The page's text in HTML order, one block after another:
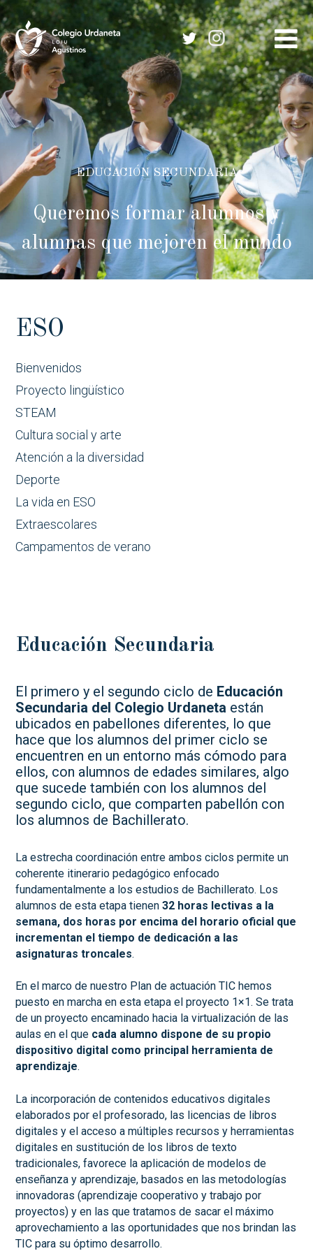
Skip
to
content
EDUCACIÓN SECUNDARIA
Queremos formar alumnos y
alumnas que mejoren el mundo
ESO
Bienvenidos
Proyecto lingüístico
STEAM
Cultura social y arte
Atención a la diversidad
Deporte
La vida en ESO
Extraescolares
Campamentos de verano
Educación Secundaria
El primero y el segundo ciclo de Educación
Secundaria del Colegio Urdaneta están
ubicados en pabellones diferentes, lo que
hace que los alumnos del primer ciclo se
encuentren en un entorno más cómodo para
ellos, con alumnos de edades similares, algo
que sucede también con los alumnos del
segundo ciclo, que comparten pabellón con
los alumnos de Bachillerato.
La estrecha coordinación entre ambos ciclos permite un
coherente itinerario pedagógico enfocado
fundamentalmente a los estudios de Bachillerato. Los
alumnos de esta etapa tienen32 horas lectivas a la
semana, dos horas por encima del horario oficial que
incrementan el tiempo de dedicación a las
asignaturas troncales.
En el marco de nuestro Plan de actuación TIC hemos
puesto en marcha en esta etapa el proyecto 1×1. Se trata
de un proyecto encaminado hacia la virtualización de las
aulas en el que cada alumno dispone de su propio
dispositivo digital como principal herramienta de
aprendizaje.
La incorporación de contenidos educativos digitales
elaborados por el profesorado, las licencias de libros
digitales y el acceso a múltiples recursos y herramientas
digitales en sustitución de los libros de texto
tradicionales, favorece la aplicación de modelos de
enseñanza y aprendizaje, basados en las metodologías
innovadoras (aprendizaje cooperativo y trabajo por
proyectos) y en las que tratamos de sacar el máximo
aprovechamiento a las oportunidades que nos brindan las
TIC para su óptimo desarrollo.